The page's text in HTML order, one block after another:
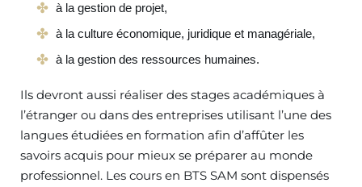
à la gestion de projet,
à la culture économique, juridique et managériale,
à la gestion des ressources humaines.
Ils devront aussi réaliser des stages académiques à
l’étranger ou dans des entreprises utilisant l’une des
langues étudiées en formation afin d’affûter les
savoirs acquis pour mieux se préparer au monde
professionnel. Les cours en BTS SAM sont dispensés